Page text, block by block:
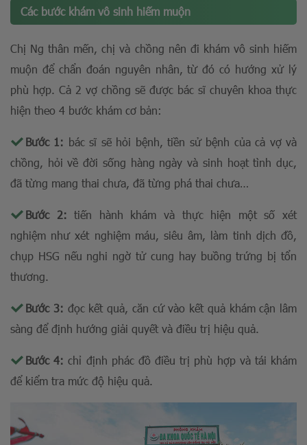
Các bước khám vô sinh hiếm muộn
Chị Ng thân mến, chị và chồng nên đi khám vô sinh hiếm
muộn để chẩn đoán nguyên nhân, từ đó có hướng xử lý
phù hợp. Cả 2 vợ chồng sẽ được bác sĩ chuyên khoa thực
hiện theo 4 bước khám cơ bản:
Bước 1: bác sĩ sẽ hỏi bệnh, tiền sử bệnh của cả vợ và
chồng, hỏi về đời sống hàng ngày và sinh hoạt tình dục,
đã từng mang thai chưa, đã từng phá thai chưa…
Bước 2: tiến hành khám và thực hiện một số xét
nghiệm như xét nghiệm máu, siêu âm, làm tinh dịch đồ,
chụp HSG nếu nghi ngờ tử cung hay buồng trứng bị tổn
thương.
Bước 3: đọc kết quả, căn cứ vào kết quả khám cận lâm
sàng để định hướng giải quyết và điều trị hiệu quả.
Bước 4: chỉ định phác đồ điều trị phù hợp và tái khám
để kiểm tra mức độ hiệu quả.